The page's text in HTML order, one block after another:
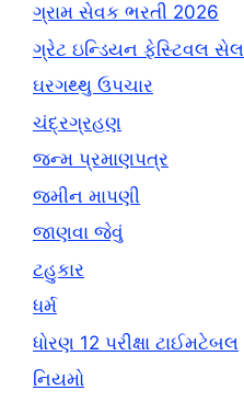
ગ્રામ સેવક ભરતી 2026
ગ્રેટ ઇન્ડિયન ફેસ્ટિવલ સેલ
ઘરગથ્થુ ઉપચાર
ચંદ્રગ્રહણ
જન્મ પ્રમાણપત્ર
જમીન માપણી
જાણવા જેવું
ટહુકાર
ધર્મ
ધોરણ 12 પરીક્ષા ટાઈમટેબલ
નિયમો